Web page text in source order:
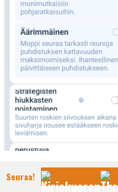
Ja sitten mitä tämän
Seuraa!